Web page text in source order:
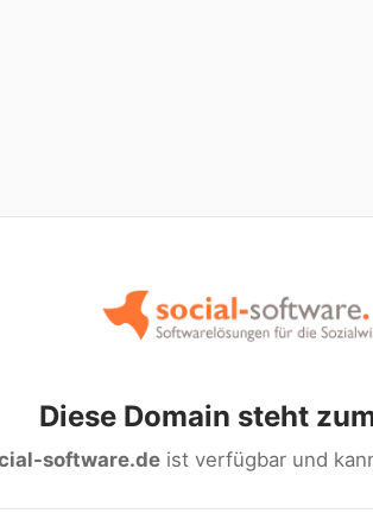
Diese Domain steht
software.deist verfügbar und